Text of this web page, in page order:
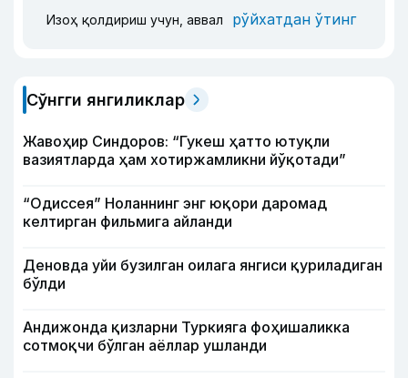
Изоҳ қолдириш учун, аввал рўйхатдан ўтинг
Сўнгги янгиликлар
Жавоҳир Синдоров: “Гукеш ҳатто ютуқли
вазиятларда ҳам хотиржамликни йўқотади”
“Одиссея” Ноланнинг энг юқори даромад
келтирган фильмига айланди
Деновда уйи бузилган оилага янгиси қуриладиган
бўлди
Андижонда қизларни Туркияга фоҳишаликка
сотмоқчи бўлган аёллар ушланди